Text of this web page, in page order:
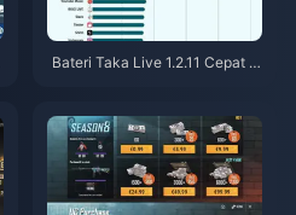
Bateri Taka Live 1.2.11 Cepat H
asinya